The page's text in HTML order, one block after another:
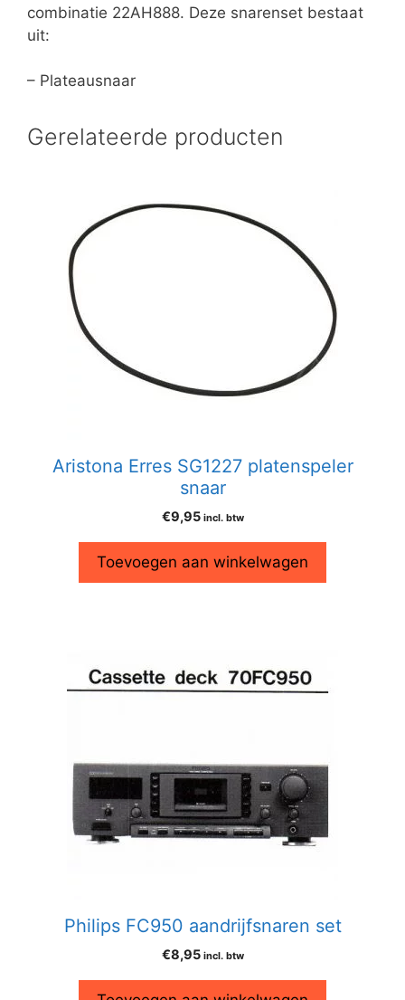
combinatie 22AH888. Deze snarenset bestaat
uit:
– Plateausnaar
Gerelateerde producten
Aristona Erres SG1227 platenspeler
snaar
€9,95 incl. btw
Toevoegen aan winkelwagen
Philips FC950 aandrijfsnaren set
€8,95 incl. btw